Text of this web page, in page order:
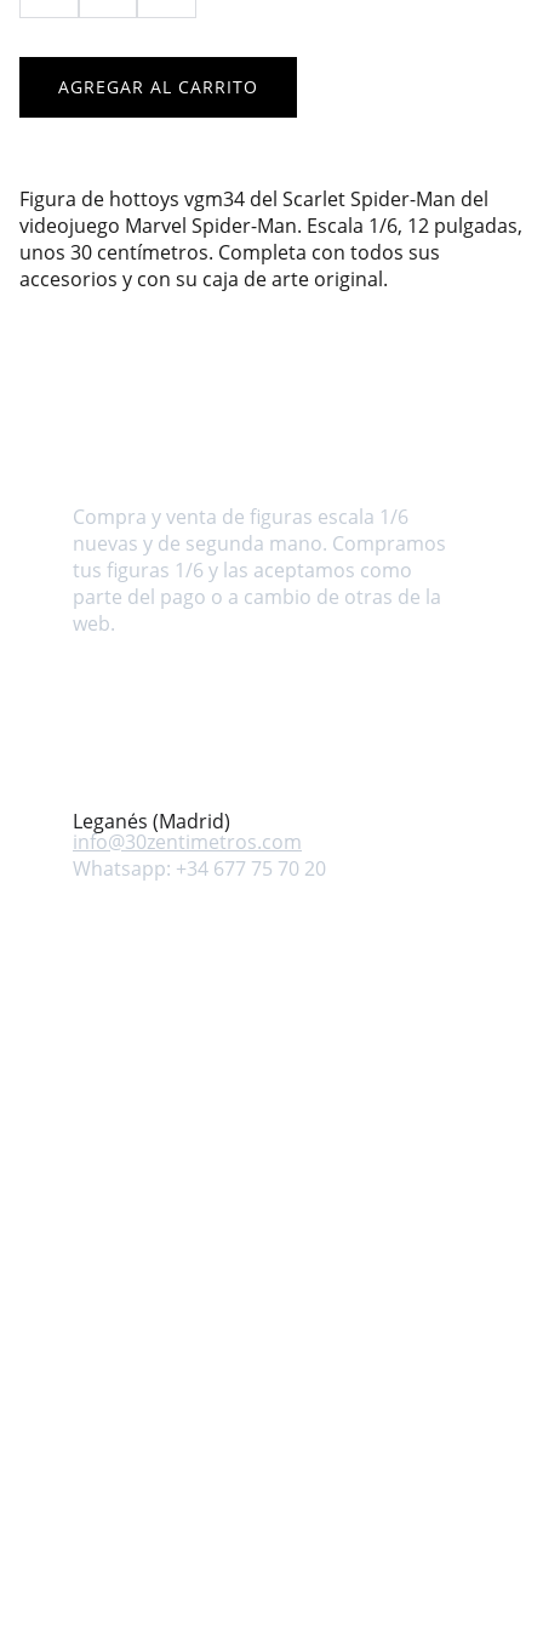
AGREGAR AL CARRITO
Figura de hottoys vgm34 del Scarlet Spider-Man del
videojuego Marvel Spider-Man. Escala 1/6, 12 pulgadas,
unos 30 centímetros. Completa con todos sus
accesorios y con su caja de arte original.
Compra y venta de figuras escala 1/6
nuevas y de segunda mano. Compramos
tus figuras 1/6 y las aceptamos como
parte del pago o a cambio de otras de la
web.
Leganés (Madrid)
info@30zentimetros.com
Whatsapp: +34 677 75 70 20